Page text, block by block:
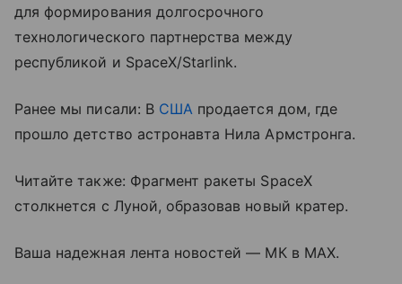
для формирования долгосрочного
технологического партнерства между
республикой и SpaceX/Starlink.
Ранее мы писали: В США продается дом, где
прошло детство астронавта Нила Армстронга.
Читайте также: Фрагмент ракеты SpaceX
столкнется с Луной, образовав новый кратер.
Ваша надежная лента новостей — МК в MAX.